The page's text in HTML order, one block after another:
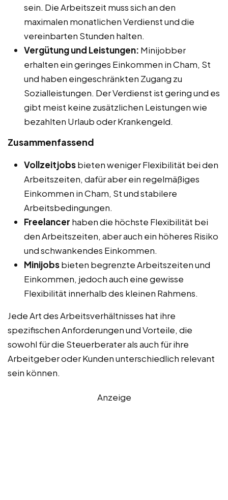
sein. Die Arbeitszeit muss sich an den
maximalen monatlichen Verdienst und die
vereinbarten Stunden halten.
Vergütung und Leistungen: Minijobber
erhalten ein geringes Einkommen in Cham, St
und haben eingeschränkten Zugang zu
Sozialleistungen. Der Verdienst ist gering und es
gibt meist keine zusätzlichen Leistungen wie
bezahlten Urlaub oder Krankengeld.
Zusammenfassend
Vollzeitjobsbieten weniger Flexibilität bei den
Arbeitszeiten, dafür aber ein regelmäßiges
Einkommen in Cham, St und stabilere
Arbeitsbedingungen.
Freelancer haben die höchste Flexibilität bei
den Arbeitszeiten, aber auch ein höheres Risiko
und schwankendes Einkommen.
Minijobsbieten begrenzte Arbeitszeiten und
Einkommen, jedoch auch eine gewisse
Flexibilität innerhalb des kleinen Rahmens.
Jede Art des Arbeitsverhältnisses hat ihre
spezifischen Anforderungen und Vorteile, die
sowohl für die Steuerberater als auch für ihre
Arbeitgeber oder Kunden unterschiedlich relevant
sein können.
Anzeige